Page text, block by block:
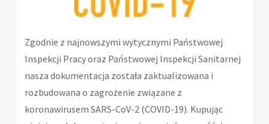
Zgodnie z najnowszymi wytycznymi Państwowej
Inspekcji Pracy oraz Państwowej Inspekcji Sanitarnej
nasza dokumentacja została zaktualizowana i
rozbudowana o zagrożenie związane z
koronawirusem SARS-CoV-2 (COVID-19). Kupując